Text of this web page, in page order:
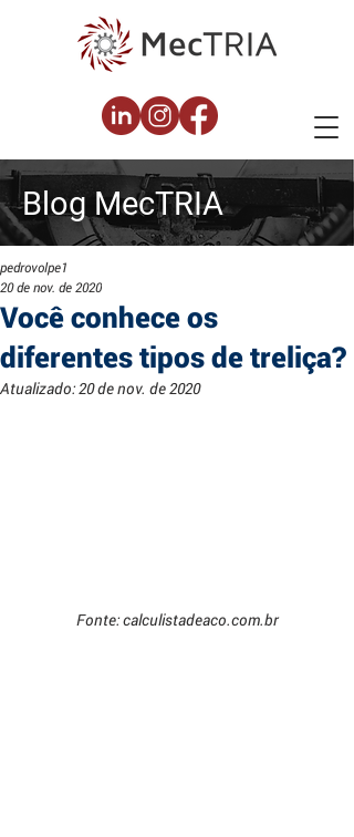
Blog MecTRIA
Você conhece os
diferentes tipos de treliça?
pedrovolpe1
20 de nov. de 2020
Atualizado:20 de nov. de 2020
Fonte: calculistadeaco.com.br